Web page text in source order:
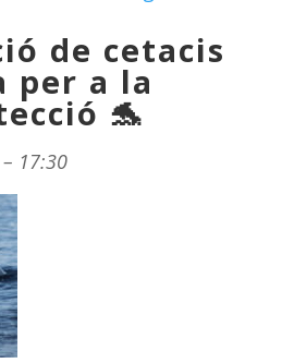
de cetacis
per a la
🐬
17:30